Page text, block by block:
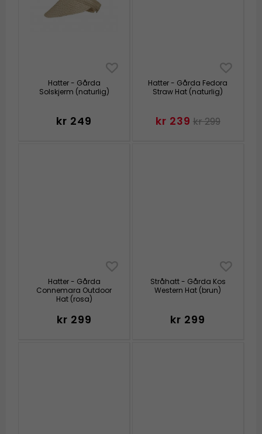
Hatter - Gårda
Solskjerm (naturlig)
kr 249
Hatter - Gårda Fedora
Straw Hat (naturlig)
kr 239 kr 299
Hatter - Gårda
Connemara Outdoor
Hat (rosa)
kr 299
Stråhatt - Gårda Kos
Western Hat (brun)
kr 299